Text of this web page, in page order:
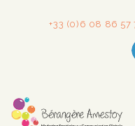
+33 (0)6 08 86 57